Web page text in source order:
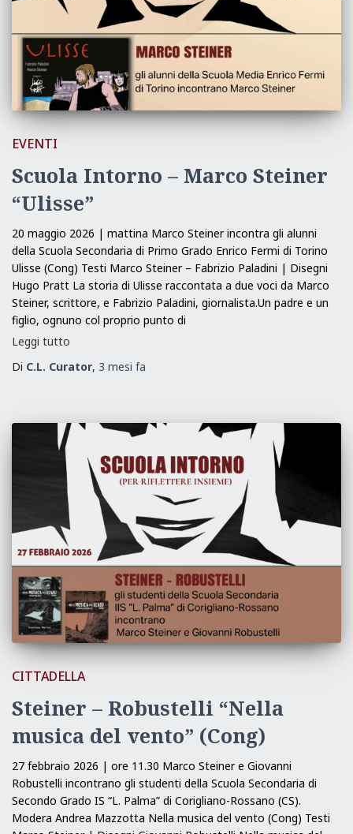
EVENTI
Scuola Intorno – Marco Steiner
“Ulisse”
20 maggio 2026 | mattina Marco Steiner incontra gli alunni
della Scuola Secondaria di Primo Grado Enrico Fermi di Torino
Ulisse (Cong) Testi Marco Steiner – Fabrizio Paladini | Disegni
Hugo Pratt La storia di Ulisse raccontata a due voci da Marco
Steiner, scrittore, e Fabrizio Paladini, giornalista.Un padre e un
figlio, ognuno col proprio punto di
Leggi tutto
Di C.L. Curator, 3 mesi fa
CITTADELLA
Steiner – Robustelli “Nella
musica del vento” (Cong)
27 febbraio 2026 | ore 11.30 Marco Steiner e Giovanni
Robustelli incontrano gli studenti della Scuola Secondaria di
Secondo Grado IS “L. Palma” di Corigliano-Rossano (CS).
Modera Andrea Mazzotta Nella musica del vento (Cong) Testi